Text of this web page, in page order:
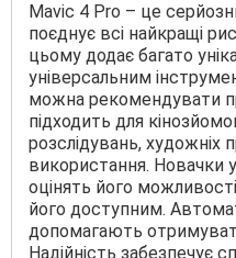
Mavic 4 Pro – це
поєднує всі найкращі
цьому додає багато
універсальним
можна рекомендувати
підходить для
розслідувань, художніх
використання. Новачки
оцінять його
його доступним.
допомагають
Надійність забезпечує